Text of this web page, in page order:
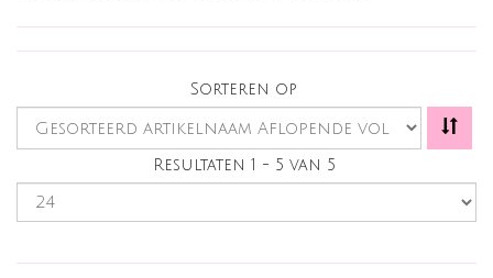
Sorteren op
Resultaten 1 - 5 van 5